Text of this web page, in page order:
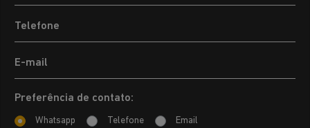
Preferência de contato:
Whatsapp Telefone Email